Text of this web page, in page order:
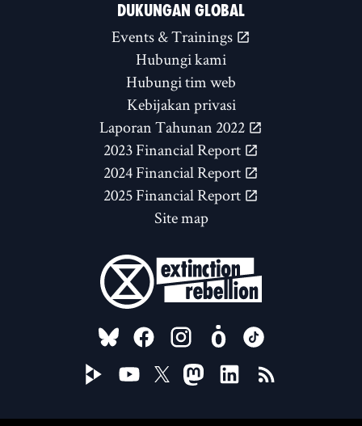
DUKUNGAN GLOBAL
Events & Trainings
Hubungi kami
Hubungi tim web
Kebijakan privasi
Laporan Tahunan 2022
2023 Financial Report
2024 Financial Report
2025 Financial Report
Site map
FOLLOW US ON